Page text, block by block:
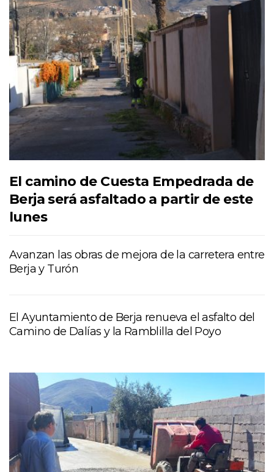
El camino de Cuesta Empedrada de
Berja será asfaltado a partir de este
lunes
Avanzan las obras de mejora de la carretera entre
Berja y Turón
El Ayuntamiento de Berja renueva el asfalto del
Camino de Dalías y la Ramblilla del Poyo